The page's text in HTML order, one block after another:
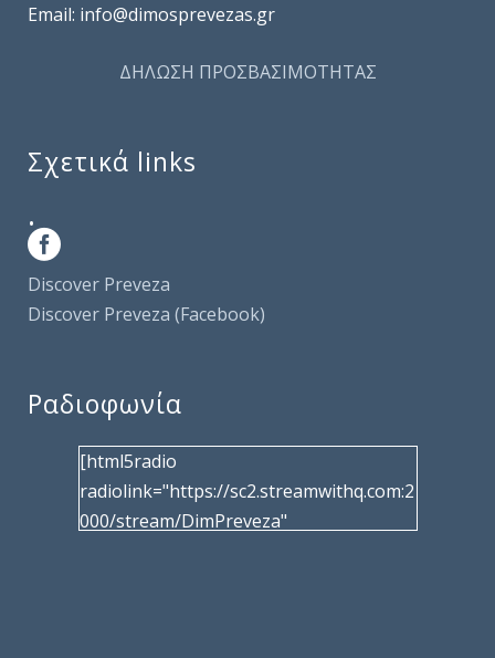
Email: info@dimosprevezas.gr
ΔΗΛΩΣΗ ΠΡΟΣΒΑΣΙΜΟΤΗΤΑΣ
Σχετικά links
.
Discover Preveza
Discover Preveza (Facebook)
Ραδιοφωνία
[html5radio
radiolink="https://sc2.streamwithq.com:2
000/stream/DimPreveza"